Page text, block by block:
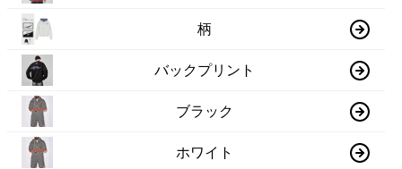
柄
バックプリント
ブラック
ホワイト